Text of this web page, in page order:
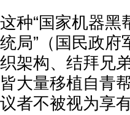
这种“国家机器黑
统局”（国民政
织架构、结拜兄
皆大量移植自青
议者不被视为享